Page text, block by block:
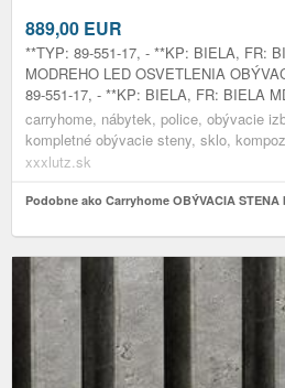
889,00 EUR
**TYP: 89-551-17, - **KP: BIELA, FR:
MODREHO LED OSVETLENIA
89-551-17, - **KP: BIELA, FR: BIELA
carryhome, nábytek, police, obývacie
kompletné obývacie steny, sklo,
xxxlutz.sk
Podobne ako Carryhome OBÝVACIA STENA